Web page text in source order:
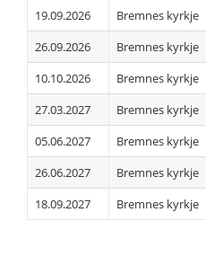
19.09.2026
Bremnes kyrkje
26.09.2026
Bremnes kyrkje
10.10.2026
Bremnes kyrkje
27.03.2027
Bremnes kyrkje
05.06.2027
Bremnes kyrkje
26.06.2027
Bremnes kyrkje
18.09.2027
Bremnes kyrkje